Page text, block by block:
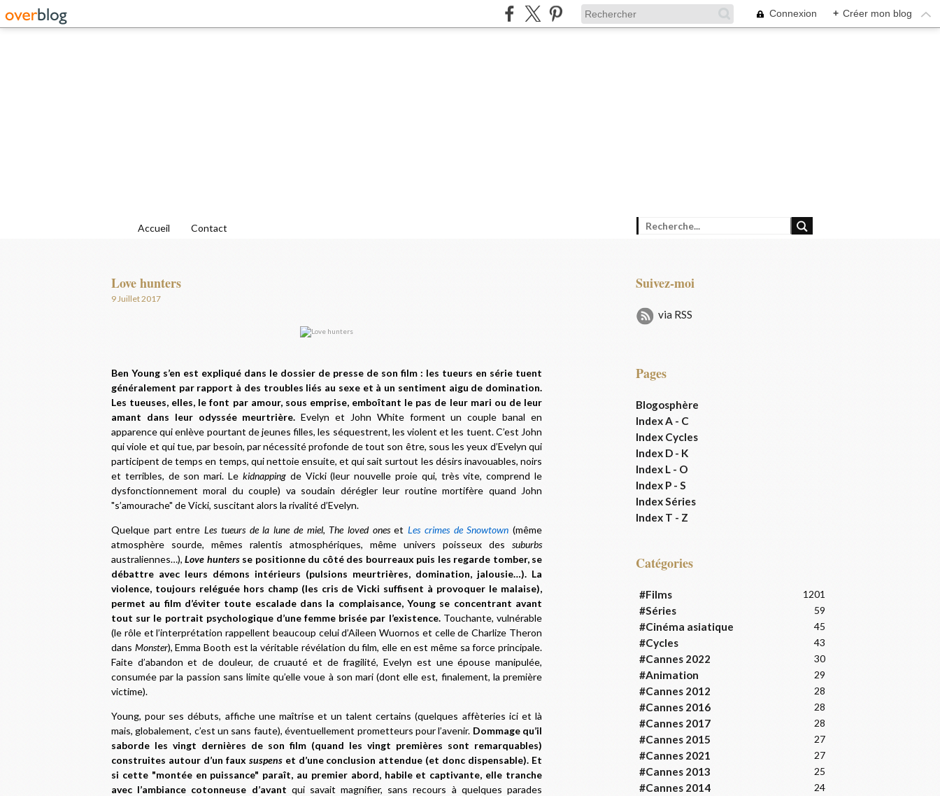
Connexion + Créer mon blog
Accueil Contact
Love hunters
9 Juillet 2017
Ben Young s’en est expliqué dans le dossier de presse de son film : les tueurs en série tuent
généralement par rapport à des troubles liés au sexe et à un sentiment aigu de domination.
Les tueuses, elles, le font par amour, sous emprise, emboîtant le pas de leur mari ou de leur
amant dans leur odyssée meurtrière. Evelyn et John White forment un couple banal en
apparence qui enlève pourtant de jeunes filles, les séquestrent, les violent et les tuent. C’est John
qui viole et qui tue, par besoin, par nécessité profonde de tout son être, sous les yeux d’Evelyn qui
participent de temps en temps, qui nettoie ensuite, et qui sait surtout les désirs inavouables, noirs
et terribles, de son mari. Le kidnappingde Vicki (leur nouvelle proie qui, très vite, comprend le
dysfonctionnement moral du couple) va soudain dérégler leur routine mortifère quand John
"s’amourache" de Vicki, suscitant alors la rivalité d’Evelyn.
Quelque part entreLes tueurs de la lune de miel, The loved onesetLes crimes de Snowtown (même
atmosphère sourde, mêmes ralentis atmosphériques, même univers poisseux des suburbs
australiennes…),Love huntersse positionne du côté des bourreaux puis les regarde tomber, se
débattre avec leurs démons intérieurs (pulsions meurtrières, domination, jalousie…). La
violence, toujours reléguée hors champ (les cris de Vicki suffisent à provoquer le malaise),
permet au film d’éviter toute escalade dans la complaisance, Young se concentrant avant
tout sur le portrait psychologique d’une femme brisée par l’existence.Touchante, vulnérable
(le rôle et l’interprétation rappellent beaucoup celui d’Aileen Wuornos et celle de Charlize Theron
dans Monster), Emma Booth est la véritable révélation du film, elle en est même sa force principale.
Faite d’abandon et de douleur, de cruauté et de fragilité, Evelyn est une épouse manipulée,
consumée par la passion sans limite qu’elle voue à son mari (dont elle est, finalement, la première
victime).
Young, pour ses débuts, affiche une maîtrise et un talent certains (quelques affèteries ici et là
mais, globalement, c’est un sans faute), éventuellement prometteurs pour l’avenir. Dommage qu’il
saborde les vingt dernières de son film (quand les vingt premières sont remarquables)
construites autour d’un faux suspenset d’une conclusion attendue (et donc dispensable). Et
si cette "montée en puissance" paraît, au premier abord, habile et captivante, elle tranche
avec l’ambiance cotonneuse d’avant qui savait magnifier, sans recours à quelques parades
Suivez-moi
via RSS
Pages
Blogosphère
Index A - C
Index Cycles
Index D - K
Index L - O
Index P - S
Index Séries
Index T - Z
Catégories
#Films 1201
#Séries 59
#Cinéma asiatique 45
#Cycles 43
#Cannes 2022 30
#Animation 29
#Cannes 2012 28
#Cannes 2016 28
#Cannes 2017 28
#Cannes 2015 27
#Cannes 2021 27
#Cannes 2013 25
#Cannes 2014 24